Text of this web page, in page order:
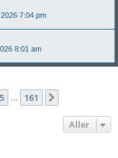
7:04 pm
8:01 am
5 … 161
Aller